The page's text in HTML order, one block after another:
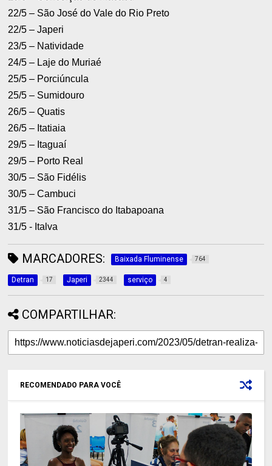
22/5 – São José do Vale do Rio Preto
22/5 – Japeri
23/5 – Natividade
24/5 – Laje do Muriaé
25/5 – Porciúncula
25/5 – Sumidouro
26/5 – Quatis
26/5 – Itatiaia
29/5 – Itaguaí
29/5 – Porto Real
30/5 – São Fidélis
30/5 – Cambuci
31/5 – São Francisco do Itabapoana
31/5 - Italva
MARCADORES: Baixada Fluminense 764
Detran 17 Japeri 2344 serviço 4
COMPARTILHAR:
RECOMENDADO PARA VOCÊ